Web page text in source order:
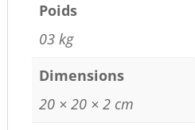
Poids
03 kg
Dimensions
20 × 20 × 2 cm